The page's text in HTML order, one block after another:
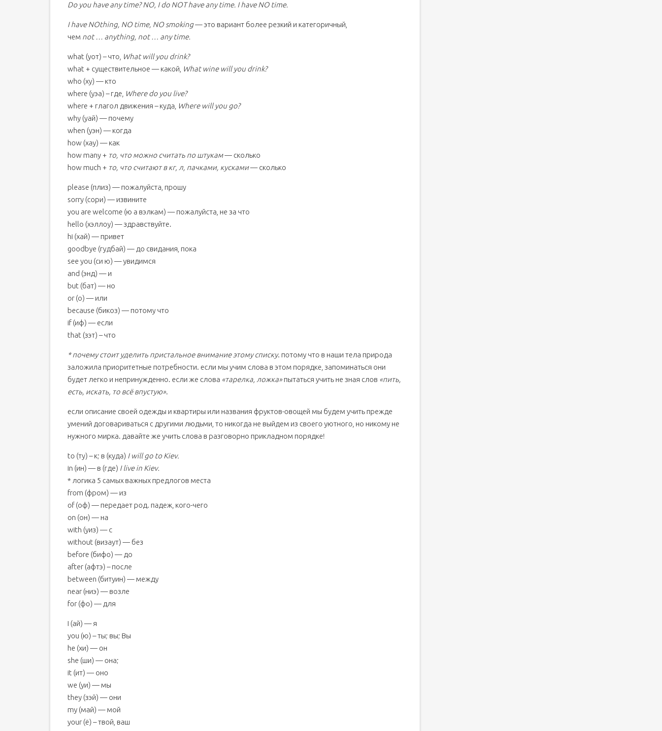
Do you have any time? NO, I do NOT have any time. I have NO time.
I have NOthing, NO time, NO smoking— это вариант более резкий и категоричный,
чем not … anything, not … any time.
what (уот) – что, What will you drink?
what + существительное — какой, What wine will you drink?
who (ху) — кто
where (уэa) – где, Where do you live?
where + глагол движения – куда, Where will you go?
why (уай) — почему
when (уэн) — когда
how (хау) — как
how many + то, что можно считать по штукам— сколько
how much + то, что считают в кг, л, пачками, кусками— сколько
please (плиз) — пожалуйста, прошу
sorry (сори) — извините
you are welcome (ю а вэлкам) — пожалуйста, не за что
hello (хэллоу) — здравствуйте.
hi (хай) — привет
goodbye (гудбай) — до свидания, пока
see you (cи ю) — увидимся
and (энд) — и
but (бат) — но
or (о) — или
because (бикоз) — потому что
if (иф) — если
that (зэт) – что
* почему стоит уделить пристальное внимание этому списку. потому что в наши тела природа
заложила приоритетные потребности. если мы учим слова в этом порядке, запоминаться они
будет легко и непринужденно. если же слова «тарелка, ложка»пытаться учить не зная слов «пить,
есть, искать, то всё впустую».
если описание своей одежды и квартиры или названия фруктов-овощей мы будем учить прежде
умений договариваться с другими людьми, то никогда не выйдем из своего уютного, но никому не
нужного мирка. давайте же учить слова в разговорно прикладном порядке!
to (ту) – к; в (куда) I will go to Kiev.
in (ин) — в (где) I live in Kiev.
* логика 5 самых важных предлогов места
from (фром) — из
of (оф) — передает род. падеж, кого-чего
on (он) — на
with (уиз) — с
without (визаут) — без
before (бифо) — до
after (афтэ) – после
between (битуин) — между
near (ниэ) — возле
for (фо) — для
I (ай) — я
you (ю) – ты; вы; Вы
he (хи) — он
she (ши) — она;
it (ит) — оно
we (уи) — мы
they (зэй) — они
my (май) — мой
your (ё) – твой, ваш